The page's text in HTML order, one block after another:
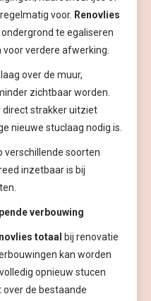
voor. Renovlies
te egaliseren
verdere afwerking.
over de muur,
zichtbaar worden.
direct strakker uitziet
nieuwe stuclaag nodig is.
verschillende soorten
inzetbaar is bij
verbouwing
totaal
bij renovatie
kan worden
opnieuw stucen
over de bestaande